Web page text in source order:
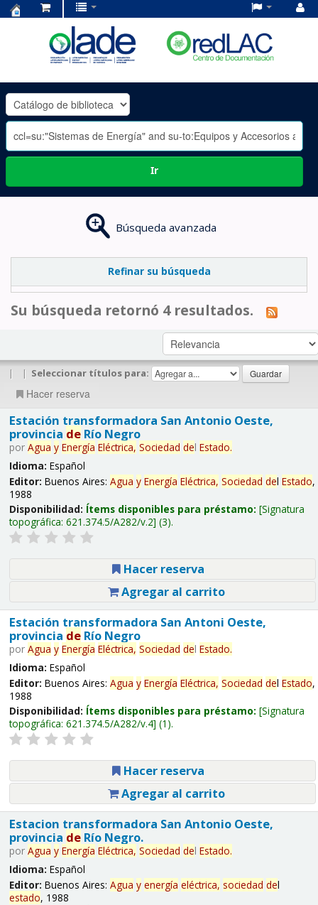
OLADE
-
Ir
Búsqueda avanzada
Refinar su búsqueda
Su búsqueda retornó 4 resultados.
| | Seleccionar títulos para:
Hacer reserva
Estación transformadora San Antonio Oeste,
provincia deRío Negro
por Agua y Energía Eléctrica, Sociedad del Estado.
Idioma: Español
Editor: Buenos Aires: Agua y Energía Eléctrica, Sociedad del Estado,
1988
Disponibilidad: Ítems disponibles para préstamo: Signatura
topográfica: 621.374.5/A282/v.2 (3).
Hacer reserva
Agregar al carrito
Estación transformadora San Antoni Oeste,
provincia deRío Negro
por Agua y Energía Eléctrica, Sociedad del Estado.
Idioma: Español
Editor: Buenos Aires: Agua y Energía Eléctrica, Sociedad del Estado,
1988
Disponibilidad: Ítems disponibles para préstamo: Signatura
topográfica: 621.374.5/A282/v.4 (1).
Hacer reserva
Agregar al carrito
Estacion transformadora San Antonio Oeste,
provincia deRío Negro.
por Agua y Energía Eléctrica, Sociedad del Estado.
Idioma: Español
Editor: Buenos Aires: Agua y energía eléctrica, sociedad del
estado, 1988